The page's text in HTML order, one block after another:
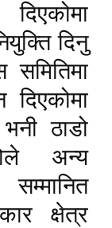
दिनु
समितिमा
ठाडो
अन्य
क्षेत्र